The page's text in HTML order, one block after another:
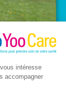
savoir sur